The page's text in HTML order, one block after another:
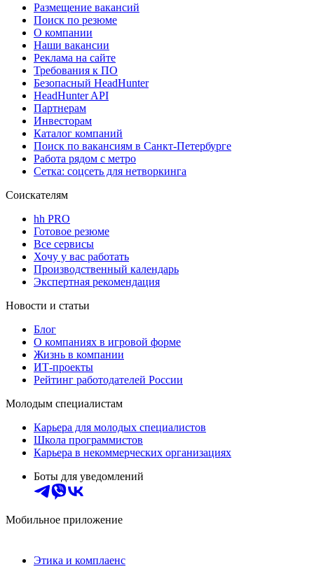
Размещение вакансий
Поиск по резюме
О компании
Наши вакансии
Реклама на сайте
Требования к ПО
Безопасный HeadHunter
HeadHunter API
Партнерам
Инвесторам
Каталог компаний
Поиск по вакансиям в Санкт-Петербурге
Работа рядом с метро
Сетка: соцсеть для нетворкинга
Соискателям
hh PRO
Готовое резюме
Все сервисы
Хочу у вас работать
Производственный календарь
Экспертная рекомендация
Новости и статьи
Блог
О компаниях в игровой форме
Жизнь в компании
ИТ-проекты
Рейтинг работодателей России
Молодым специалистам
Карьера для молодых специалистов
Школа программистов
Карьера в некоммерческих организациях
Боты для уведомлений
Мобильное приложение
Этика и комплаенс